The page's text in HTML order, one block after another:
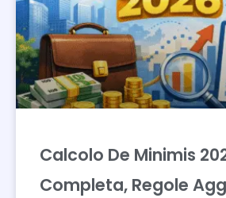
Calcolo De Minimis
Completa, Regole